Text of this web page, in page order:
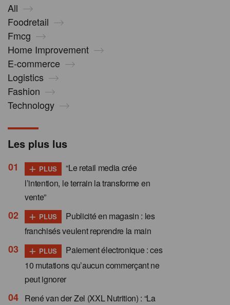
All
Foodretail
Fmcg
Home Improvement
E-commerce
Logistics
Fashion
Technology
Les plus lus
+ PLUS
“Le retail media crée
l’intention, le terrain la transforme en
vente”
+ PLUS
Publicité en magasin : les
franchisés veulent reprendre la main
+ PLUS
Paiement électronique : ces
10 mutations qu’aucun commerçant ne
peut ignorer
René van der Zel (XXL Nutrition) : “La